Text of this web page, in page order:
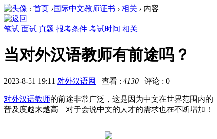
› 首页 ›国际中文教师证书 › 相关 › 内容
笔试 面试 真题 报考条件 考试时间 相关
当对外汉语教师有前途吗？
2023-8-31 19:11 对外汉语网 查看 : 4130 评论 : 0
对外汉语教师的前途非常广泛，这是因为中文在世界范围内的
普及度越来越高，对于会说中文的人才的需求也在不断增加！